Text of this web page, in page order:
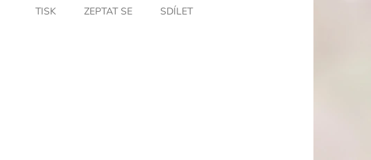
TISK ZEPTAT SE SDÍLET